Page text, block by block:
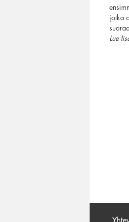
jotka
Lue